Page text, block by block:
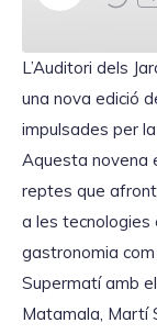
l
E
p
i
s
o
d
e
SHARE
LINK
EMBED
L’Auditori dels
una nova edició
impulsades per
Aquesta novena
reptes que
a les tecnologies
gastronomia com
Supermatí amb
Matamala, Martí